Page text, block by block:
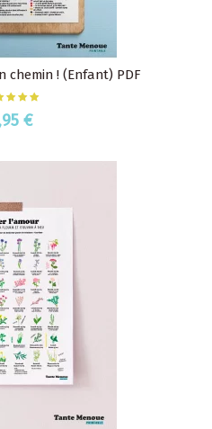
chemin ! (Enfant) PDF
€